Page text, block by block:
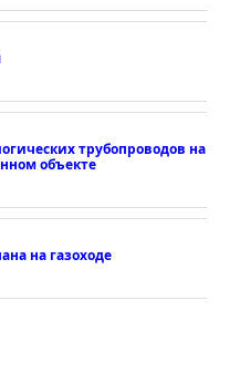
трубопроводов на
объекте
на газоходе